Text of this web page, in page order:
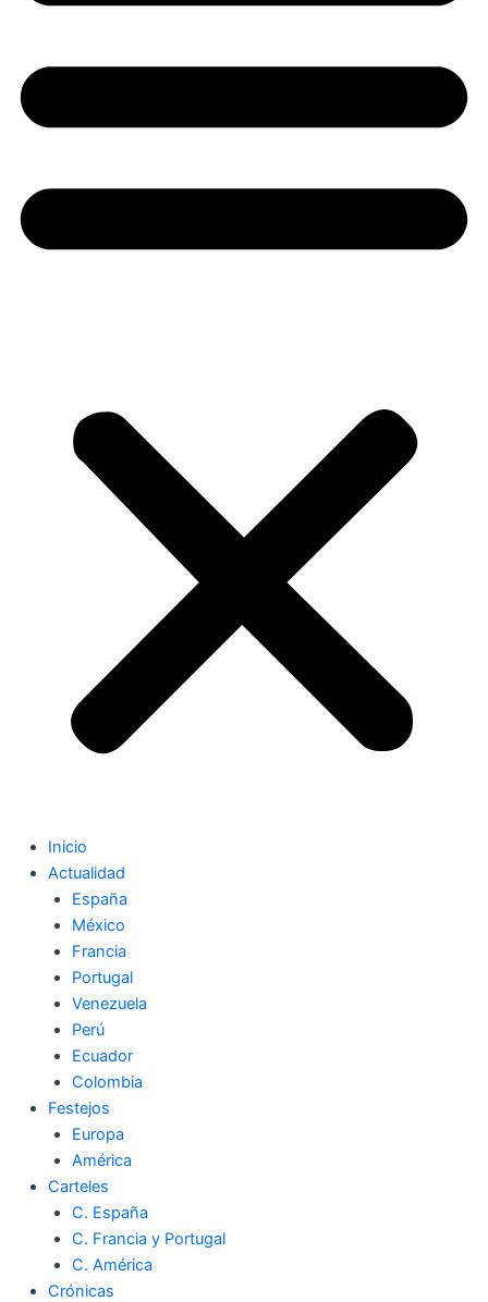
Inicio
Actualidad
España
México
Francia
Portugal
Venezuela
Perú
Ecuador
Colombia
Festejos
Europa
América
Carteles
C. España
C. Francia y Portugal
C. América
Crónicas